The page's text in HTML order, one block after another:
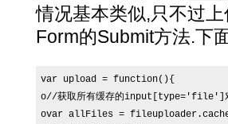
情况基本类似,只不过
Form的Submit方法.下
var upload = function(){
o//获取所有缓存的input[type='file']
ovar allFiles =